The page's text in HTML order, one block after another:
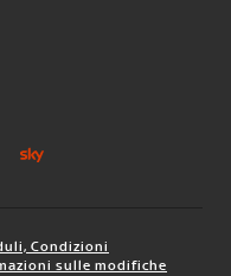
Condizioni
sulle modifiche